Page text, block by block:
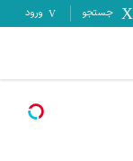
جستجو ورود